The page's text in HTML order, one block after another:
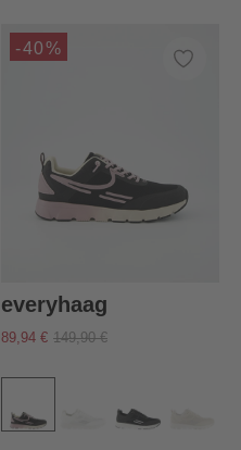
-40%
everyhaag
89,94 € 149,90 €